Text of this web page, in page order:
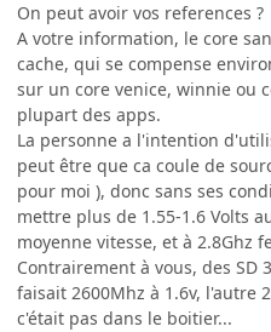
On peut avoir vos references ?
A votre information, le core
cache, qui se compense
sur un core venice, winnie ou
plupart des apps.
La personne a l'intention
peut être que ca coule de
pour moi ), donc sans ses
mettre plus de 1.55-1.6 Volts
moyenne vitesse, et à 2.8Ghz
Contrairement à vous, des SD
faisait 2600Mhz à 1.6v, l'autre
c'était pas dans le boitier...